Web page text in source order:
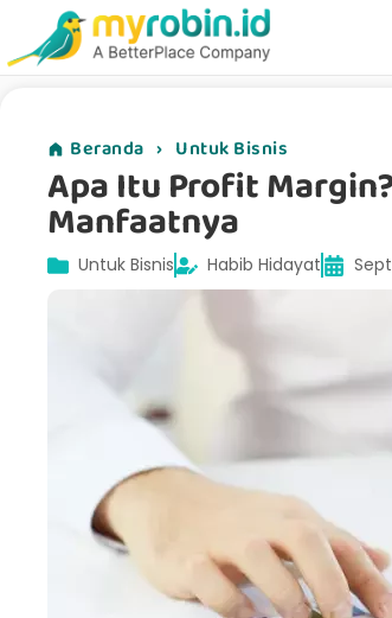
Beranda › Untuk Bisnis
Apa Itu Profit
Manfaatnya
Untuk Bisnis Habib Hidayat